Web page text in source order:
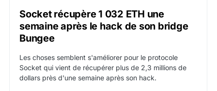
Socket récupère 1 032 ETH une
semaine après le hack de son bridge
Bungee
Les choses semblent s'améliorer pour le protocole
Socket qui vient de récupérer plus de 2,3 millions de
dollars près d'une semaine après son hack.